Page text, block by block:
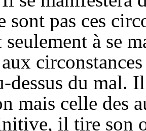
sont pas ces
seulement à se
dessus du mal.
mais celle des
il tire son